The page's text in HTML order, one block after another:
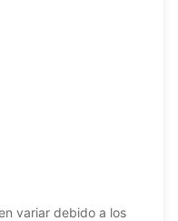
variar debido a los